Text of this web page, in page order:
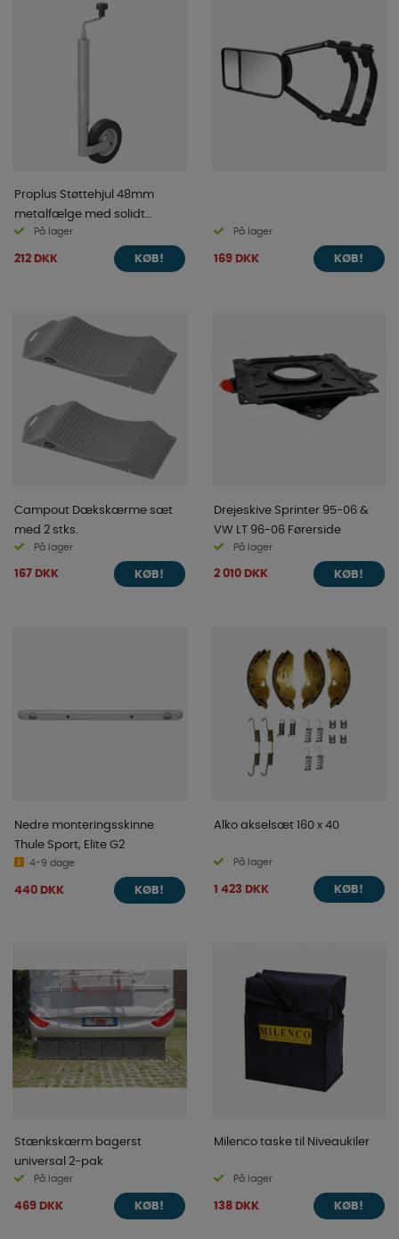
Proplus Støttehjul 48mm
metalfælge med solidt
gummidæk 200x50mm
På lager
212 DKK KØB!
På lager
169 DKK KØB!
Campout Dækskærme sæt
med 2 stks.
På lager
167 DKK KØB!
Drejeskive Sprinter 95-06 &
VW LT 96-06 Førerside
På lager
2 010 DKK KØB!
Nedre monteringsskinne
Thule Sport, Elite G2
4-9 dage
440 DKK KØB!
Alko akselsæt 160 x 40
På lager
1 423 DKK KØB!
Stænkskærm bagerst
universal 2-pak
På lager
469 DKK KØB!
Milenco taske til Niveaukiler
På lager
138 DKK KØB!